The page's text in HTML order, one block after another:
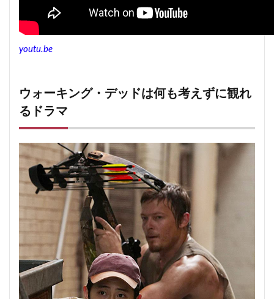
youtu.be
ウォーキング・デッドは何も考えずに観れ
るドラマ